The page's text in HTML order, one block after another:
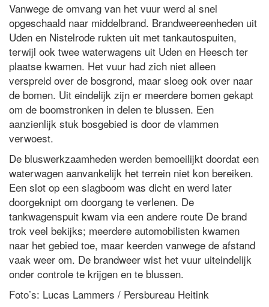
Vanwege de omvang van het vuur werd al snel
opgeschaald naar middelbrand. Brandweereenheden uit
Uden en Nistelrode rukten uit met tankautospuiten,
terwijl ook twee waterwagens uit Uden en Heesch ter
plaatse kwamen. Het vuur had zich niet alleen
verspreid over de bosgrond, maar sloeg ook over naar
de bomen. Uit eindelijk zijn er meerdere bomen gekapt
om de boomstronken in delen te blussen. Een
aanzienlijk stuk bosgebied is door de vlammen
verwoest.
De bluswerkzaamheden werden bemoeilijkt doordat een
waterwagen aanvankelijk het terrein niet kon bereiken.
Een slot op een slagboom was dicht en werd later
doorgeknipt om doorgang te verlenen. De
tankwagenspuit kwam via een andere route De brand
trok veel bekijks; meerdere automobilisten kwamen
naar het gebied toe, maar keerden vanwege de afstand
vaak weer om. De brandweer wist het vuur uiteindelijk
onder controle te krijgen en te blussen.
Foto’s: Lucas Lammers / Persbureau Heitink